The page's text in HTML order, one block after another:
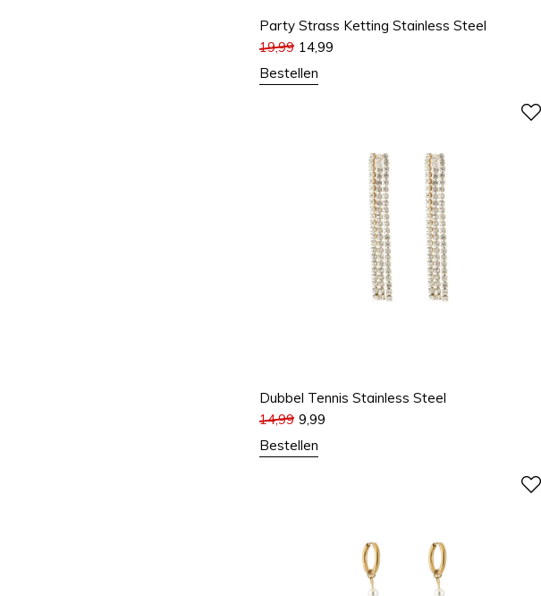
Party Strass Ketting Stainless Steel
19,99 14,99
Bestellen
Dubbel Tennis Stainless Steel
14,99 9,99
Bestellen